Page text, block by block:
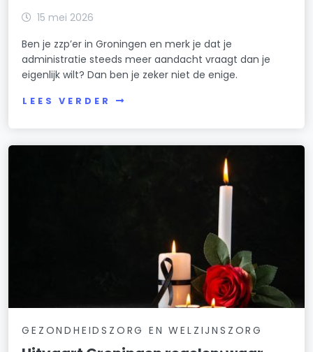
15 mei 2026
Ben je zzp’er in Groningen en merk je dat je
administratie steeds meer aandacht vraagt dan je
eigenlijk wilt? Dan ben je zeker niet de enige.
LEES VERDER
GEZONDHEIDSZORG EN WELZIJNSZORG